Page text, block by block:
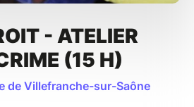
- ATELIER
(15 H)
de Villefranche-sur-Saône